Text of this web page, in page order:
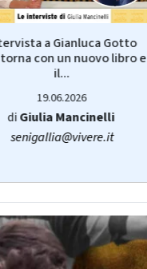
a Gianluca Gotto
con un nuovo libro e
il...
19.06.2026
diGiulia Mancinelli
senigallia@vivere.it